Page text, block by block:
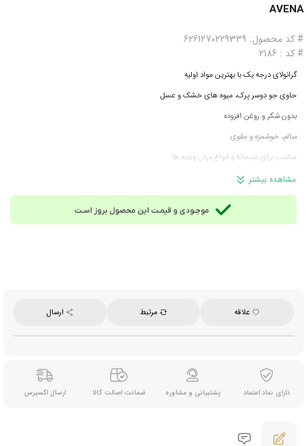
AVENA
# کد محصول: 6261270229339
# کد : 2186
گرانولای درجه یک با بهترین مواد اولیه
حاوی جو دوسر پرک، میوه های خشک و عسل
بدون شکر و روغن افزوده
سالم، خوشمزه و مقوی
مناسب برای صبحانه و انواع میان وعده ها
380 گرم
محصول ایران
مشاهده بیشتر
علاقه مرتبط ارسال
دارای نماد اعتماد پشتیبانی و مشاوره ضمانت اصالت کالا ارسال اکسپرس